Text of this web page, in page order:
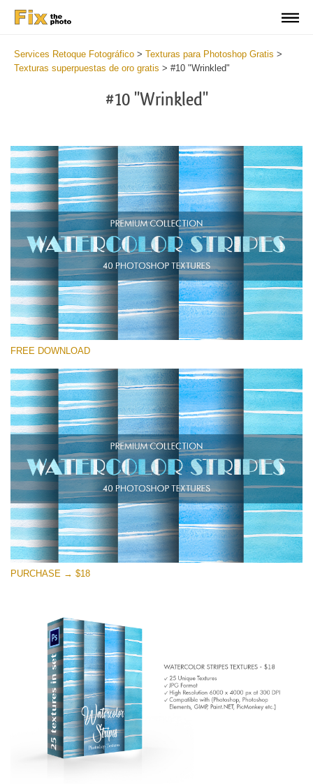
Services Retoque Fotográfico > Texturas para Photoshop Gratis >
Texturas superpuestas de oro gratis > #10 "Wrinkled"
#10 "Wrinkled"
Por favor seleccione
Small 800*533px
Stripes Watercolor
(25 Overlays)
Large 6000*4000px
Entire Collection
(1783 Overlays)
Large 6000*4000px
Descarga gratis
FREE DOWNLOAD
PURCHASE → $18